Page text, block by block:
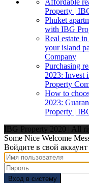
Property |
Phuket
with IBG
Real estate
your island
Company
Purchasing
2023: Invest
Property
How to
2023:
Property |
IBG Property 2020 | All
Some Nice Welcome
Войдите в свой аккаунт
Вход в систему